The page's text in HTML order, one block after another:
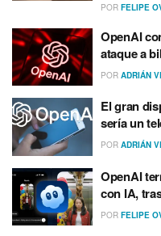
POR FELIPE
OpenAI
ataque a
POR ADRIÁN
El gran
sería un
POR ADRIÁN
OpenAI
con IA,
POR FELIPE